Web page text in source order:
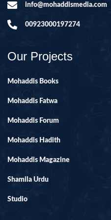
info@mohaddismedia.com
00923000197274
Our Projects
Mohaddis Books
Mohaddis Fatwa
Mohaddis Forum
Mohaddis Hadith
Mohaddis Magazine
Shamila Urdu
Studio